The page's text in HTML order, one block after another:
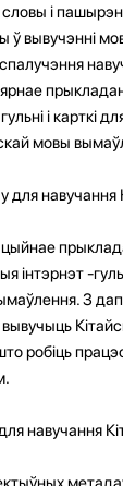
і
вывучэнні
і карткі для
мовы
для навучання
інтэрнэт -
З
робіць
навучання